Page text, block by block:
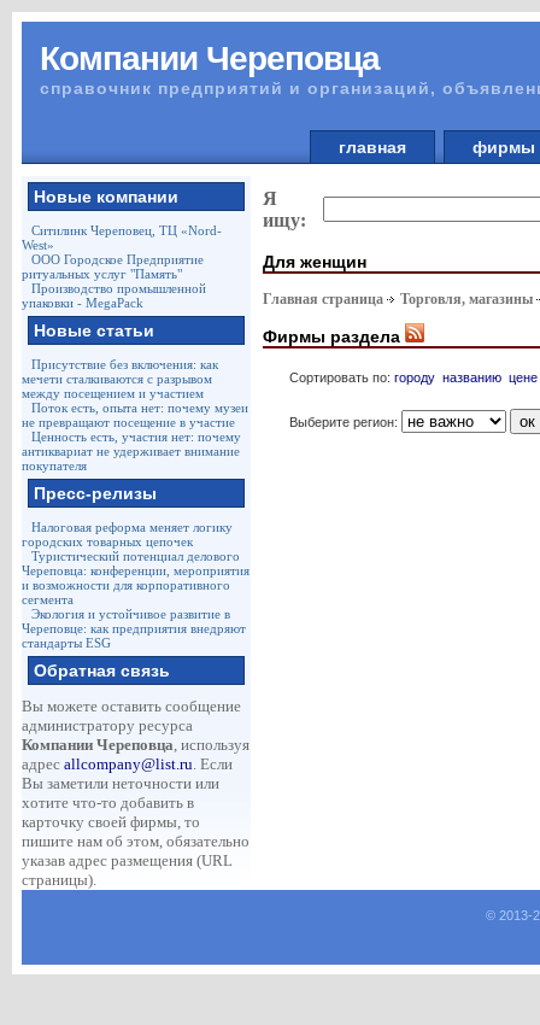
Компании Череповца
справочник предприятий и организаций,
главная
Новые компании
Ситилинк Череповец, ТЦ «Nord-
West»
ООО Городское Предприятие
ритуальных услуг "Память"
Производство промышленной
упаковки - MegaPack
Новые статьи
Присутствие без включения: как
мечети сталкиваются с разрывом
между посещением и участием
Поток есть, опыта нет: почему музеи
не превращают посещение в участие
Ценность есть, участия нет: почему
антиквариат не удерживает внимание
покупателя
Пресс-релизы
Налоговая реформа меняет логику
городских товарных цепочек
Туристический потенциал делового
Череповца: конференции, мероприятия
и возможности для корпоративного
сегмента
Экология и устойчивое развитие в
Череповце: как предприятия внедряют
стандарты ESG
Обратная связь
Вы можете оставить сообщение
администратору ресурса
Компании Череповца, используя
адрес allcompany@list.ru. Если
Вы заметили неточности или
хотите что-то добавить в
карточку своей фирмы, то
пишите нам об этом, обязательно
указав адрес размещения (URL
страницы).
Я
ищу:
Для женщин
Главная страница Торговля, магазины
Фирмы раздела
Сортировать по: городу названию цене
Выберите регион:
© 2013-